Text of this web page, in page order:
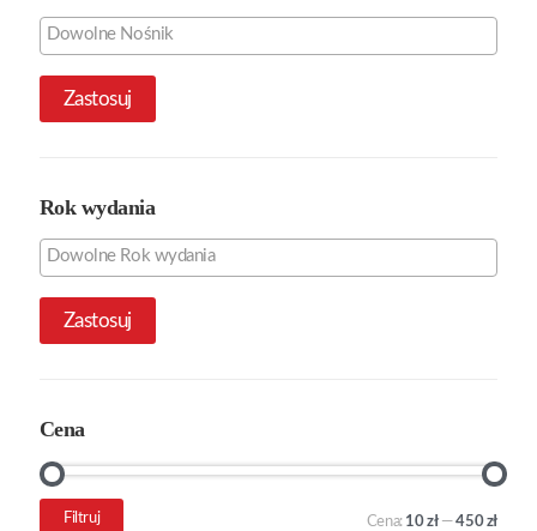
Zastosuj
Rok wydania
Zastosuj
Cena
Cena
Cena
Filtruj Cena: 10 zł—450 zł